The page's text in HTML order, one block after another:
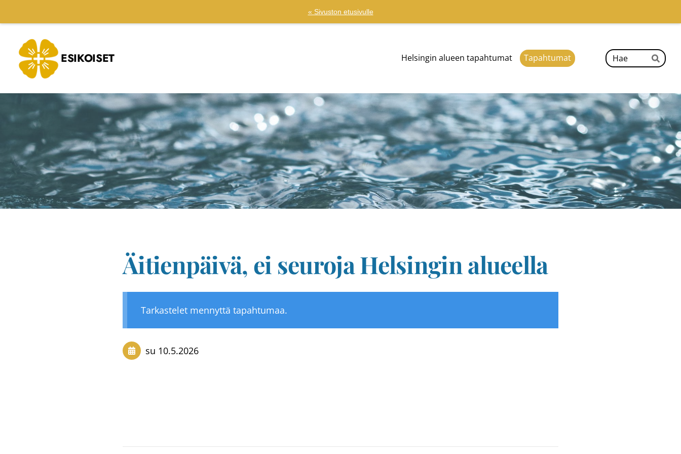
sivun
sisältöön
« Sivuston etusivulle
ESIKOISET Helsingin alueen tapahtumat Tapahtumat
Hae
Äitienpäivä, ei seuroja Helsingin alueella
Tarkastelet mennyttä tapahtumaa.
su 10.5.2026